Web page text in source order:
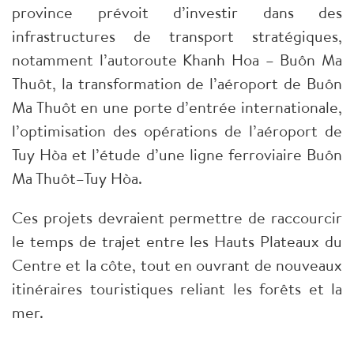
province prévoit d’investir dans des
infrastructures de transport stratégiques,
notamment l’autoroute Khanh Hoa – Buôn Ma
Thuôt, la transformation de l’aéroport de Buôn
Ma Thuôt en une porte d’entrée internationale,
l’optimisation des opérations de l’aéroport de
Tuy Hòa et l’étude d’une ligne ferroviaire Buôn
Ma Thuôt–Tuy Hòa.
Ces projets devraient permettre de raccourcir
le temps de trajet entre les Hauts Plateaux du
Centre et la côte, tout en ouvrant de nouveaux
itinéraires touristiques reliant les forêts et la
mer.